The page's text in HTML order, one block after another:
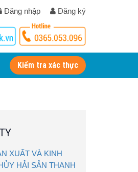
Đăng nhập Đăng ký
Kiểm tra xác thực
XUẤT VÀ KINH
HẢI SẢN THANH